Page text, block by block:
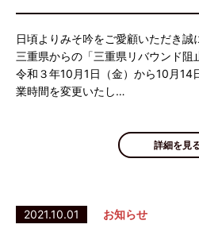
日頃よりみそ吟をご愛顧いただき誠
三重県からの「三重県リバウンド阻
令和３年10月1日（金）から10月14
業時間を変更いたし…
詳細を見
2021.10.01 お知らせ